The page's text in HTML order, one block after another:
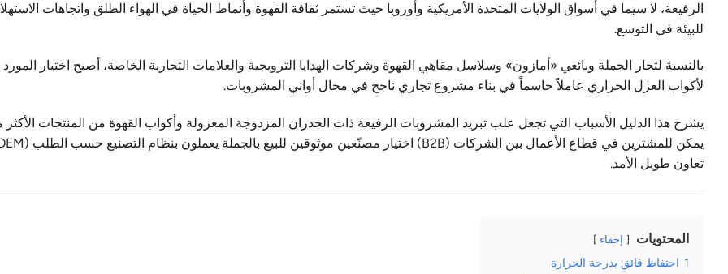
الرفيعة، لا سيما في أسواق الولايات المتحدة الأمريكية وأوروبا حيث تستمر ثقافة القهوة وأنماط الحياة في الهواء الطلق واتجاهات
للبيئة في التوسع.
بالنسبة لتجار الجملة وبائعي «أمازون» وسلاسل مقاهي القهوة وشركات الهدايا الترويجية والعلامات التجارية الخاصة، أصبح اختيار
لأكواب العزل الحراري عاملاً حاسماً في بناء مشروع تجاري ناجح في مجال أواني المشروبات.
يشرح هذا الدليل الأسباب التي تجعل علب تبريد المشروبات الرفيعة ذات الجدران المزدوجة المعزولة وأكواب القهوة من المنتجات الأكثر
تعاون طويل الأمد.
المحتويات إخفاء
1 احتفاظ فائق بدرجة الحرارة